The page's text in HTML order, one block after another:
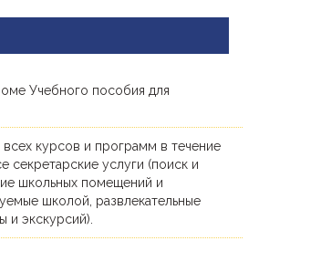
Учебного пособия для
курсов и программ в течение
секретарские услуги (поиск и
школьных помещений и
школой, развлекательные
экскурсий).